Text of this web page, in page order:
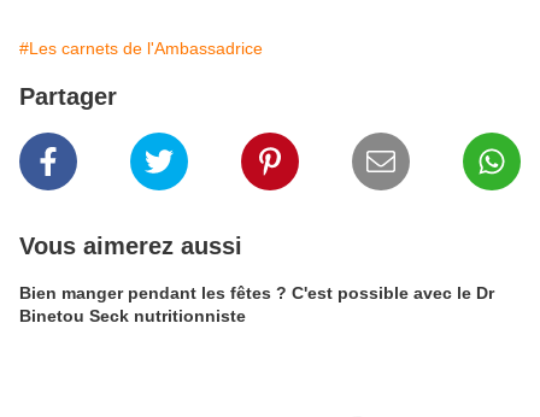
#Les carnets de l'Ambassadrice
Partager
Vous aimerez aussi
Bien manger pendant les fêtes ? C'est possible avec le Dr
Binetou Seck nutritionniste